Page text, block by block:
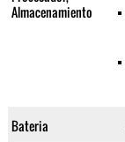
Almacenamiento
Bateria